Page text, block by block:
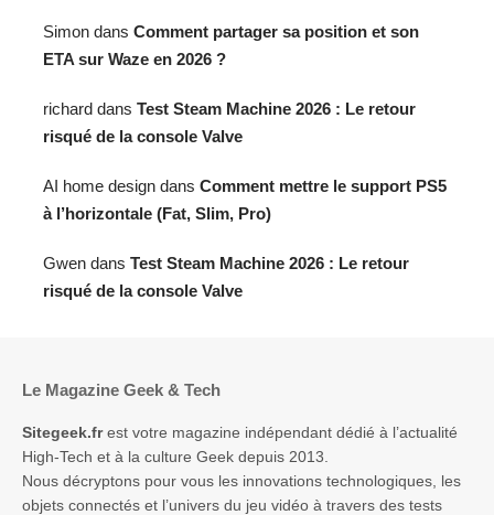
Simon dans Comment partager sa position et son
ETA sur Waze en 2026 ?
richard dans Test Steam Machine 2026 : Le retour
risqué de la console Valve
AI home design dans Comment mettre le support PS5
à l’horizontale (Fat, Slim, Pro)
Gwen dans Test Steam Machine 2026 : Le retour
risqué de la console Valve
Le Magazine Geek & Tech
Sitegeek.frest votre magazine indépendant dédié à l’actualité
High-Tech et à la culture Geek depuis 2013.
Nous décryptons pour vous les innovations technologiques, les
objets connectés et l’univers du jeu vidéo à travers des tests